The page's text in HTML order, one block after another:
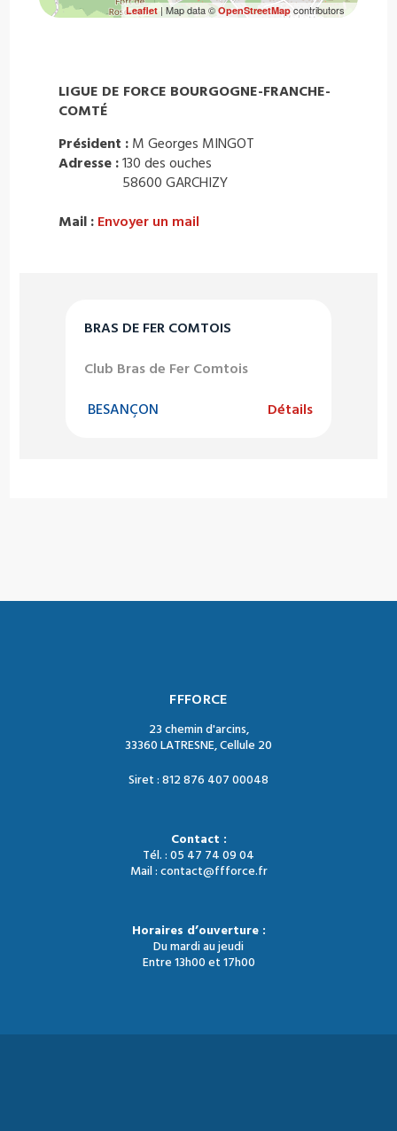
BRAS DE FER COMTOIS
Club Bras de Fer Comtois
BESANÇON Détails
Leaflet| Map data ©OpenStreetMapcontributors
LIGUE DE FORCE BOURGOGNE-FRANCHE-
COMTÉ
Président : M Georges MINGOT
Adresse :130 des ouches
58600 GARCHIZY
Mail : Envoyer un mail
FFFORCE
23 chemin d'arcins,
33360 LATRESNE, Cellule 20
Siret : 812 876 407 00048
Contact :
Tél. : 05 47 74 09 04
Mail : contact@ffforce.fr
Horaires d’ouverture :
Du mardi au jeudi
Entre 13h00 et 17h00